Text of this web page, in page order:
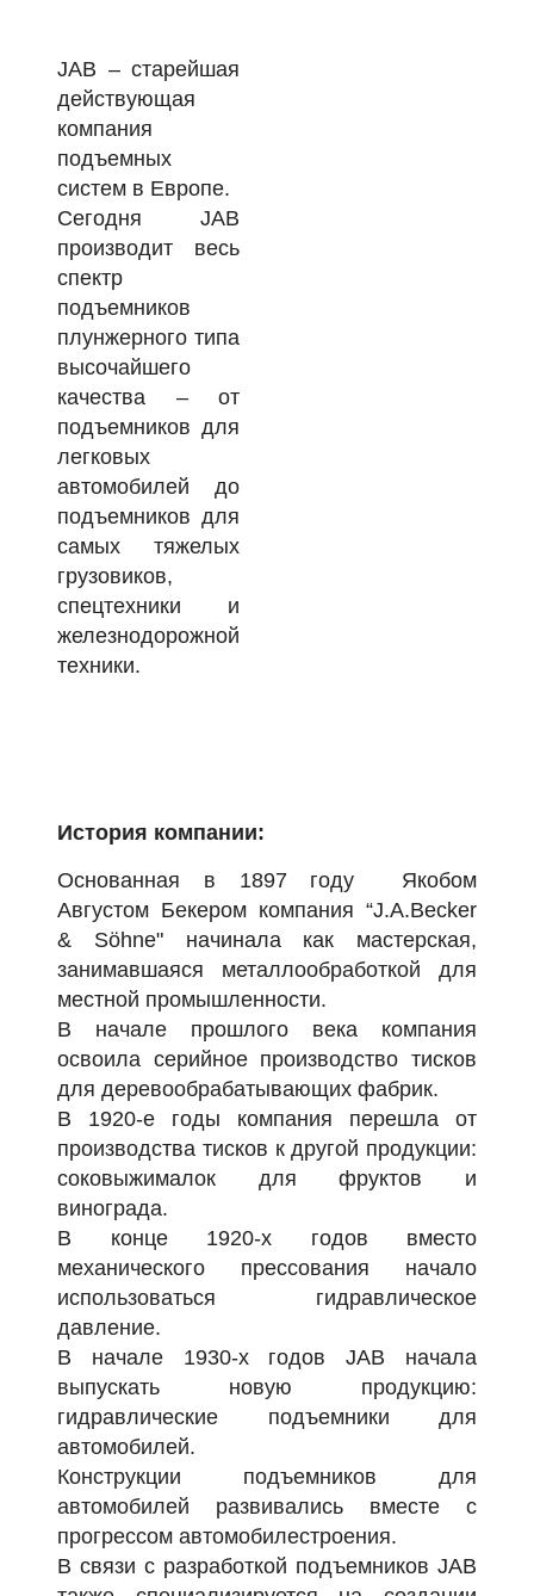
JAB – старейшая
действующая
компания
подъемных
систем в Европе.
Сегодня JAB
производит весь
спектр
подъемников
плунжерного типа
высочайшего
качества – от
подъемников для
легковых
автомобилей до
подъемников для
самых тяжелых
грузовиков,
спецтехники и
железнодорожной
техники.
История компании:
Основанная в 1897 году Якобом
Августом Бекером компания “J.A.Becker
& Söhne" начинала как мастерская,
занимавшаяся металлообработкой для
местной промышленности.
В начале прошлого века компания
освоила серийное производство тисков
для деревообрабатывающих фабрик.
В 1920-е годы компания перешла от
производства тисков к другой продукции:
соковыжималок для фруктов и
винограда.
В конце 1920-х годов вместо
механического прессования начало
использоваться гидравлическое
давление.
В начале 1930-х годов JAB начала
выпускать новую продукцию:
гидравлические подъемники для
автомобилей.
Конструкции подъемников для
автомобилей развивались вместе с
прогрессом автомобилестроения.
В связи с разработкой подъемников JAB